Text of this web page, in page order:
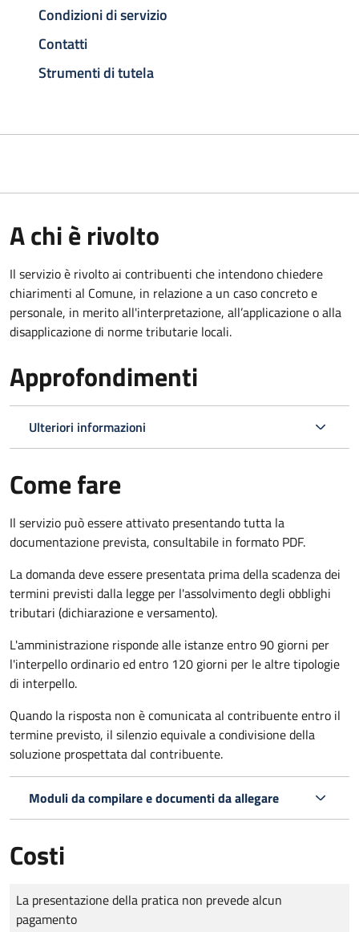
Condizioni di servizio
Contatti
Strumenti di tutela
A chi è rivolto
Il servizio è rivolto ai contribuenti che intendono chiedere
chiarimenti al Comune, in relazione a un caso concreto e
personale, in merito all'interpretazione, all’applicazione o alla
disapplicazione di norme tributarie locali.
Approfondimenti
Ulteriori informazioni
Come fare
Il servizio può essere attivato presentando tutta la
documentazione prevista, consultabile in formato PDF.
La domanda deve essere presentata prima della scadenza dei
termini previsti dalla legge per l'assolvimento degli obblighi
tributari (dichiarazione e versamento).
L'amministrazione risponde alle istanze entro 90 giorni per
l'interpello ordinario ed entro 120 giorni per le altre tipologie
di interpello.
Quando la risposta non è comunicata al contribuente entro il
termine previsto, il silenzio equivale a condivisione della
soluzione prospettata dal contribuente.
Moduli da compilare e documenti da allegare
Costi
Tipo di pagamento
Importo
La presentazione della pratica non prevede alcun
pagamento